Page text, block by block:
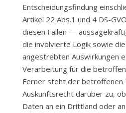
Entscheidungsfindung
Artikel 22 Abs.1 und 4 DS-
diesen Fällen —
die involvierte Logik sowie
angestrebten Auswirkungen
Verarbeitung für die
Ferner steht der betroffenen
Auskunftsrecht darüber zu,
Daten an ein Drittland oder